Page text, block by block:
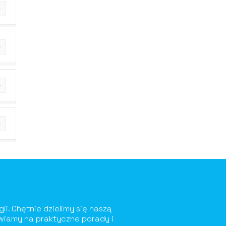
Chętnie dzielimy się naszą
na praktyczne porady i